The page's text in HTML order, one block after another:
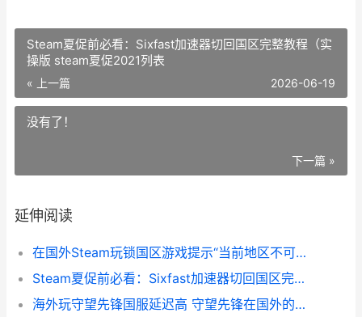
Steam夏促前必看：Sixfast加速器切回国区完整教程（实
操版 steam夏促2021列表
« 上一篇 2026-06-19
没有了！
下一篇 »
延伸阅读
在国外Steam玩锁国区游戏提示“当前地区不可用” steam想玩锁国区的游戏怎么办
Steam夏促前必看：Sixfast加速器切回国区完整教程（实操版 steam夏促2021列表
海外玩守望先锋国服延迟高 守望先锋在国外的热度